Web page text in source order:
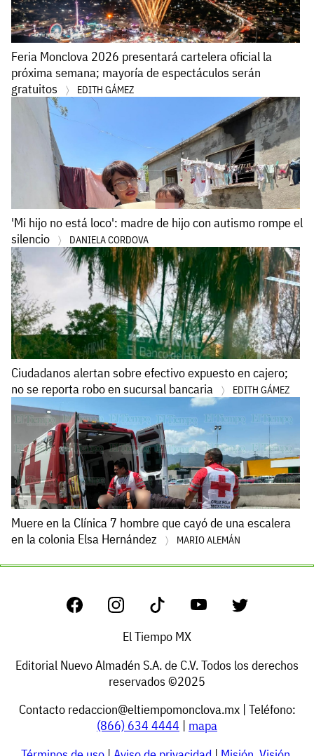
Feria Monclova 2026 presentará cartelera oficial la
próxima semana; mayoría de espectáculos serán
gratuitos
EDITH GÁMEZ
'Mi hijo no está loco': madre de hijo con autismo rompe el
silencio
DANIELA CORDOVA
Ciudadanos alertan sobre efectivo expuesto en cajero;
no se reporta robo en sucursal bancaria
EDITH GÁMEZ
Muere en la Clínica 7 hombre que cayó de una escalera
en la colonia Elsa Hernández
MARIO ALEMÁN
El Tiempo MX
Editorial Nuevo Almadén S.A. de C.V. Todos los derechos
reservados ©2025
Contacto redaccion@eltiempomonclova.mx| Teléfono:
(866) 634 4444 | mapa